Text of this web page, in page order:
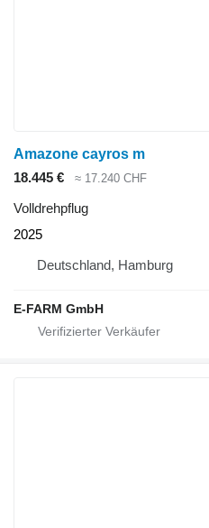
Amazone cayros m
18.445 €
≈ 17.240 CHF
Volldrehpflug
2025
Deutschland, Hamburg
E-FARM GmbH